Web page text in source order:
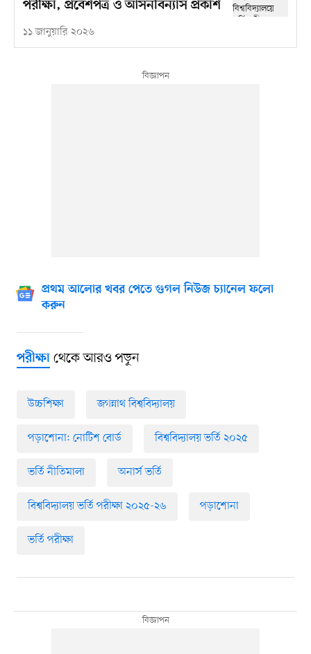
পরীক্ষা, প্রবেশপত্র ও আসনবিন্যাস প্রকাশ
১১ জানুয়ারি ২০২৬
প্রথম আলোর খবর পেতে গুগল নিউজ চ্যানেল ফলো
করুন
পরীক্ষাথেকে আরও পড়ুন
উচ্চশিক্ষা জগন্নাথ বিশ্ববিদ্যালয়
পড়াশোনা: নোটিশ বোর্ড বিশ্ববিদ্যালয় ভর্তি ২০২৫
ভর্তি নীতিমালা অনার্স ভর্তি
বিশ্ববিদ্যালয় ভর্তি পরীক্ষা ২০২৫-২৬ পড়াশোনা
ভর্তি পরীক্ষা